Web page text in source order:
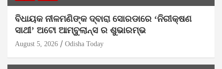
ବିଧାୟକ ନୀଳମଣିଙ୍କ ଦ୍ବାରା ସୋରଡାରେ ‘ନିରୀକ୍ଷଣ
ସାଥୀ’ ଅଟୋ ଆମ୍ବୁଲାନ୍ସ ର ଶୁଭାରମ୍ଭ
August 5, 2026 Odisha Today